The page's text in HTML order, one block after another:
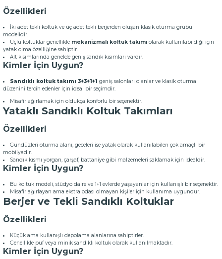
Özellikleri
İki adet tekli koltuk ve üç adet tekli berjerden oluşan klasik oturma grubu
modelidir.
Üçlü koltuklar genellikle mekanizmalı koltuk takımı olarak kullanılabildiği için
yatak olma özelliğine sahiptir.
Alt kısımlarında genelde geniş sandık kısımları vardır.
Kimler İçin Uygun?
Sandıklı koltuk takımı 3+3+1+1geniş salonları olanlar ve klasik oturma
düzenini tercih edenler için ideal bir seçimdir.
Misafir ağırlamak için oldukça konforlu bir seçenektir.
Yataklı Sandıklı Koltuk Takımları
Özellikleri
Gündüzleri oturma alanı, geceleri ise yatak olarak kullanılabilen çok amaçlı bir
mobilyadır.
Sandık kısmı yorgan, çarşaf, battaniye gibi malzemeleri saklamak için idealdir.
Kimler İçin Uygun?
Bu koltuk modeli, stüdyo daire ve 1+1 evlerde yaşayanlar için kullanışlı bir seçenektir.
Misafir ağırlayan ama ekstra odası olmayan kişiler için kullanıma uygundur.
Berjer ve Tekli Sandıklı Koltuklar
Özellikleri
Küçük ama kullanışlı depolama alanlarına sahiptirler.
Genellikle puf veya minik sandıklı koltuk olarak kullanılmaktadır.
Kimler İçin Uygun?